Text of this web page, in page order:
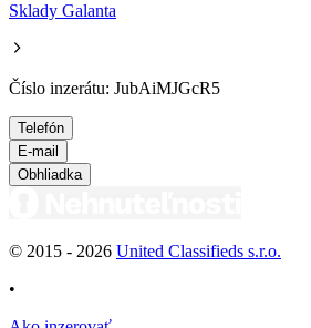
Sklady Galanta
Číslo inzerátu: JubAiMJGcR5
Telefón
E-mail
Obhliadka
© 2015 - 2026 United Classifieds s.r.o.
•